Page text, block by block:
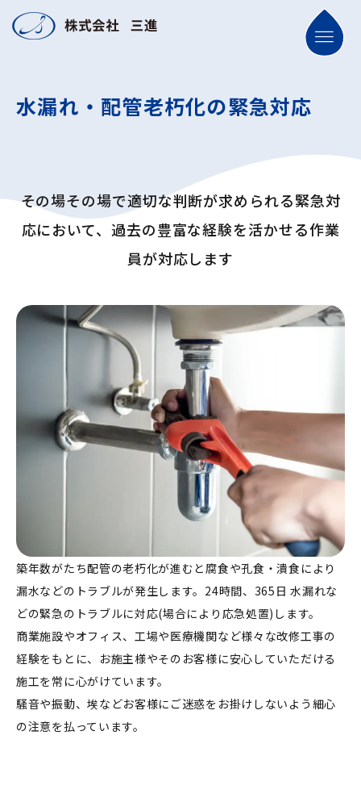
水漏れ・配管老朽化の緊急対応
その場その場で適切な判断が求められる緊急対
応において、 過去の豊富な経験を活かせる作業
員が対応します
築年数がたち配管の老朽化が進むと腐食や孔食・潰食により
漏水などのトラブルが発生します。24時間、365日 水漏れな
どの緊急のトラブルに対応(場合により応急処置)します。
商業施設やオフィス、工場や医療機関など様々な改修工事の
経験をもとに、お施主様やそのお客様に安心していただける
施工を常に心がけています。
騒音や振動、埃などお客様にご迷惑をお掛けしないよう細心
の注意を払っています。